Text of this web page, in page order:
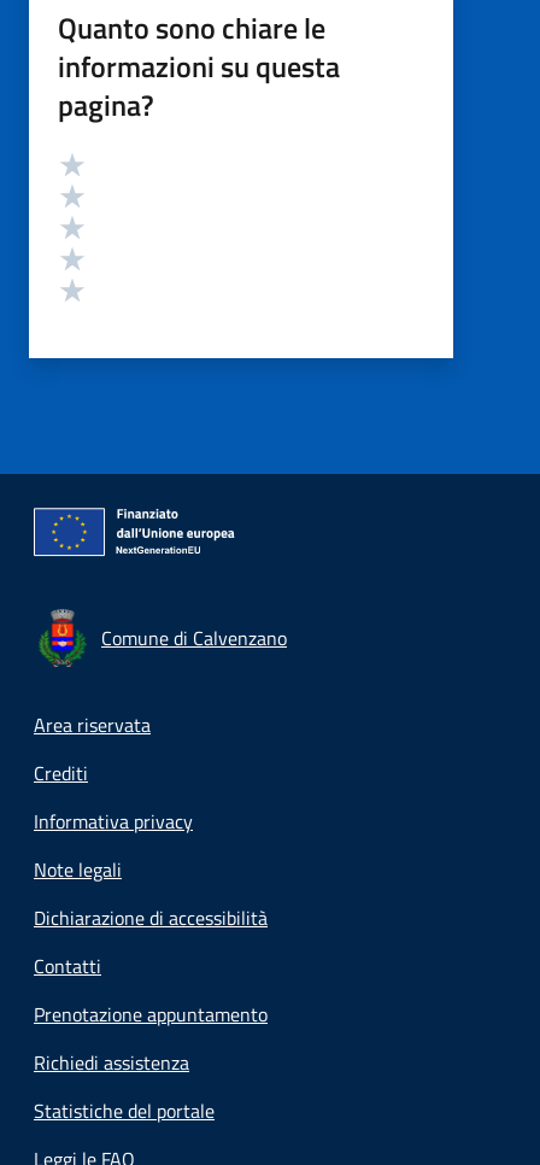
Quanto sono chiare le
informazioni su questa
pagina?
Valutazione
Comune di Calvenzano
Footer menu
Area riservata
Crediti
Informativa privacy
Note legali
Dichiarazione di accessibilità
Contatti
Prenotazione appuntamento
Richiedi assistenza
Statistiche del portale
Leggi le FAQ